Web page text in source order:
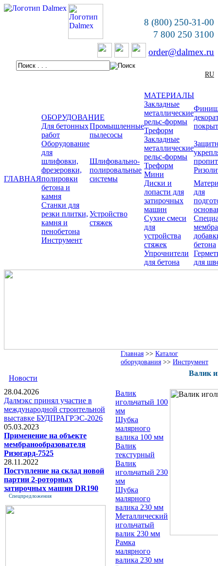
8 (800) 250-31-00
7 800 250 3100
order@dalmex.ru
RU
ГЛАВНАЯ
ОБОРУДОВАНИЕ
Для бетонных
работ
Промышленные
пылесосы
Оборудование
для
шлифовки,
фрезеровки,
полировки
бетона и
камня
Шлифовально-
полировальные
системы
Станки для
резки плитки,
камня и
пенобетона
Устройство
стяжек
Инструмент
МАТЕРИАЛЫ
Закладные
металлические
рельс-формы
Треформ
Закладные
металлические
рельс-формы
Треформ
Мини
Диски и
лопасти для
затирочных
машин
для
Сухие смеси
для
устройства
стяжек
бетона
Упрочнители
для бетона
для
Главная >> Каталог
оборудования >> Инструмент
Новости
28.04.2026
Далмэкс принял участие в
международной строительной
выставке БУДПРАГРЭС-2026
05.03.2023
Применение на объекте
мембранообразователя
Ризогард-7525
28.11.2022
Поступление на склад новой
партии 2-роторных
затирочных машин DR190
Спецпредложения
Валик
Валик
игольчатый 100
мм
Шубка
малярного
валика 100 мм
Валик
текстурный
Валик
игольчатый 230
мм
Шубка
малярного
валика 230 мм
Металлический
игольчатый
валик 230 мм
Рамка
малярного
валика 230 мм